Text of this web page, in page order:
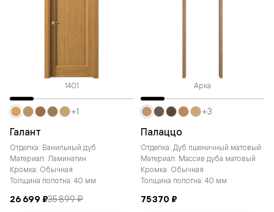
1401
Галант
Отделка: Ванильный дуб
Материал: Ламинатин
Кромка: Обычная
Толщина полотна: 40 мм
26 699 ₽35 899 ₽
+1
Арка
Палаццо
Отделка: Дуб пшеничный матовый
Материал: Массив дуба матовый
Кромка: Обычная
Толщина полотна: 40 мм
75 370 ₽
+3